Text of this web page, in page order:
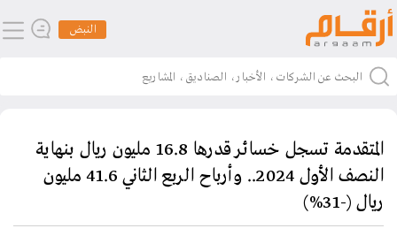
النبض
المتقدمة تسجل خسائر قدرها 16.8 مليون ريال بنهاية
النصف الأول 2024.. وأرباح الربع الثاني 41.6 مليون
ريال (-31%)